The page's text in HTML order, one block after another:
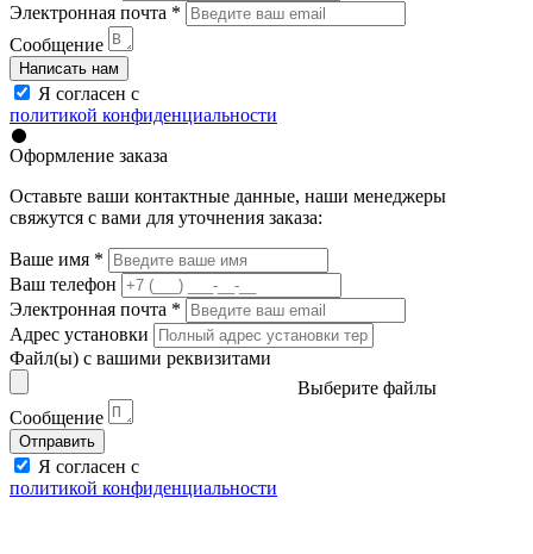
Электронная почта *
Сообщение
Написать нам
Я согласен с
политикой конфиденциальности
Оформление заказа
Оставьте ваши контактные данные, наши менеджеры
свяжутся с вами для уточнения заказа:
Ваше имя *
Ваш телефон
Электронная почта *
Адрес установки
Файл(ы) с вашими реквизитами
Выберите файлы
Сообщение
Отправить
Я согласен с
политикой конфиденциальности